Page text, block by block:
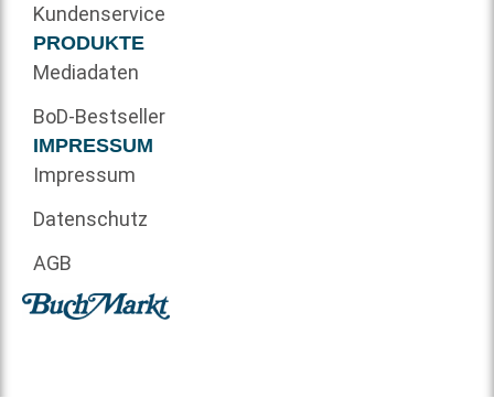
Kundenservice
PRODUKTE
Mediadaten
BoD-Bestseller
IMPRESSUM
Impressum
Datenschutz
AGB